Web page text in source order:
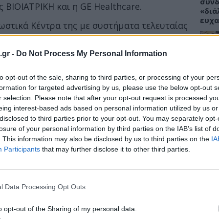
- Do Not Process My Personal Information
opt-out of the sale, sharing to third parties, or processing of your
for targeted advertising by us, please use the below opt-out
selection. Please note that after your opt-out request is processed
interest-based ads based on personal information utilized by us
to third parties prior to your opt-out. You may separately
of your personal information by third parties on the IAB’s list of
This information may also be disclosed by us to third parties on the
Participants that may further disclose it to other third parties.
Data Processing Opt Outs
opt-out of the Sharing of my personal data.
και η GE Healthcare.
Κέντρα της με συστήματα τελευταίας
στη διαρκή αναβάθμισή τους. Μέσα
όλος ο εξοπλισμός των
στη Θεσσαλονίκη. Εγκαταστάθηκαν
και αναβαθμίστηκαν πέντε μαγνητικοί
έχουν εγκατασταθεί και λειτουργούν 47
τομογραφίας. Λειτουργούν επίσης
τελευταίας γενιάς της GE
Το